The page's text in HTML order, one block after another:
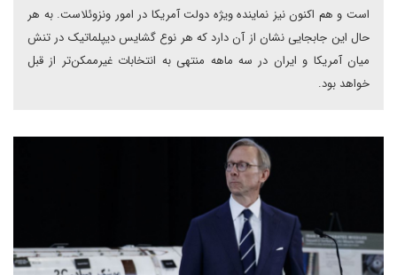
است و هم اکنون نیز نماینده ویژه دولت آمریکا در امور ونزوئلاست. به هر
حال این جابجایی نشان از آن دارد که هر نوع گشایس دیپلماتیک در تنش
میان آمریکا و ایران در سه ماهه منتهی به انتخابات غیرممکن‌تر از قبل
خواهد بود.